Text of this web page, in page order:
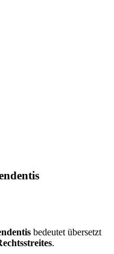
bedeutet übersetzt
.